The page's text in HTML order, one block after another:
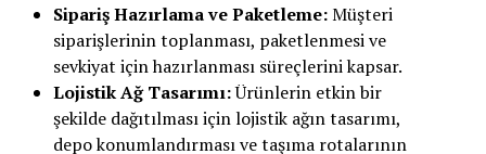
Sipariş Hazırlama ve Paketleme:Müşteri
siparişlerinin toplanması, paketlenmesi ve
sevkiyat için hazırlanması süreçlerini kapsar.
Lojistik Ağ Tasarımı:Ürünlerin etkin bir
şekilde dağıtılması için lojistik ağın tasarımı,
depo konumlandırması ve taşıma rotalarının